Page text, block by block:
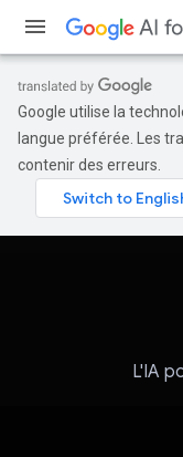
Google utilise la
langue préférée. Les
contenir des erreurs.
L'IA